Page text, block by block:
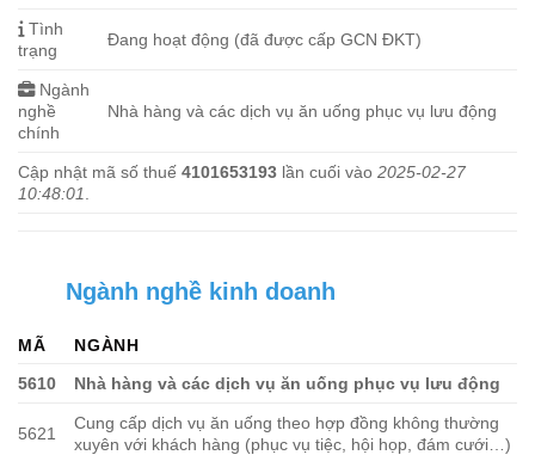
Tình
trạng
Đang hoạt động (đã được cấp GCN ĐKT)
Ngành
nghề
chính
Nhà hàng và các dịch vụ ăn uống phục vụ lưu động
Cập nhật mã số thuế 4101653193 lần cuối vào 2025-02-27
10:48:01
Ngành nghề kinh doanh
MÃ
NGÀNH
5610
Nhà hàng và các dịch vụ ăn uống phục vụ lưu động
5621
Cung cấp dịch vụ ăn uống theo hợp đồng không thường
xuyên với khách hàng (phục vụ tiệc, hội họp, đám cưới…)